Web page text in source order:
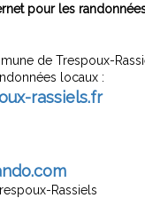
pour les
de Trespoux-
locaux :
rassiels.fr
Rassiels